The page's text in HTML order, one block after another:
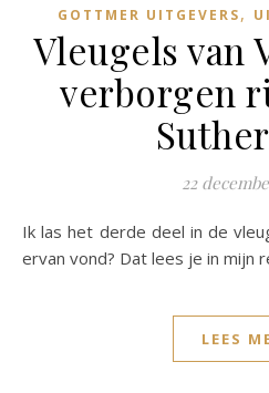
GOTTMER UITGEVERS,
Vleugels van
verborgen
22
Ik las het derde deel in de vleugels van vuur reeks. Wat ik
ervan vond? Dat lees je in mijn
LEES